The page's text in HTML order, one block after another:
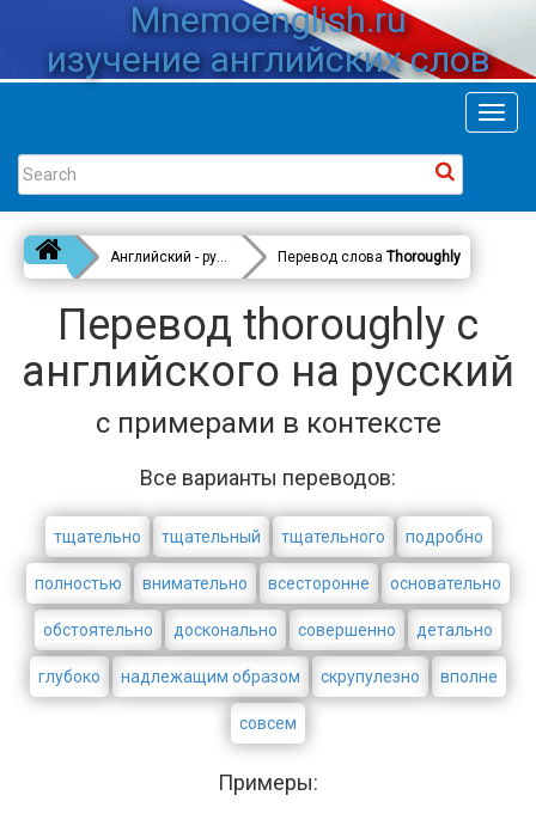
Mnemoenglish.ru
изучение английских слов
Английский - русский Перевод слова Thoroughly
Перевод thoroughly с
английского на русский
с примерами в контексте
Все варианты переводов:
тщательно тщательный тщательного подробно
полностью внимательно всесторонне основательно
обстоятельно досконально совершенно детально
глубоко надлежащим образом скрупулезно вполне
совсем
Примеры: